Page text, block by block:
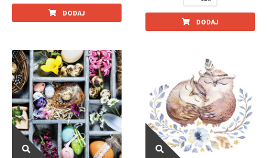
DODAJ
DODAJ